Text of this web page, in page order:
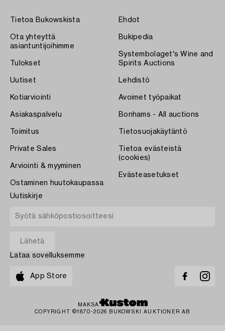
Tietoa Bukowskista
Ota yhteyttä
asiantuntijoihimme
Tulokset
Uutiset
Kotiarviointi
Asiakaspalvelu
Toimitus
Private Sales
Arviointi & myyminen
Ostaminen huutokaupassa
Ehdot
Bukipedia
Systembolaget's Wine and
Spirits Auctions
Lehdistö
Avoimet työpaikat
Bonhams - All auctions
Tietosuojakäytäntö
Tietoa evästeistä
(cookies)
Evästeasetukset
Uutiskirje
Lataa sovelluksemme
App Store
MAKSA
COPYRIGHT ©1870-2026 BUKOWSKI AUKTIONER AB